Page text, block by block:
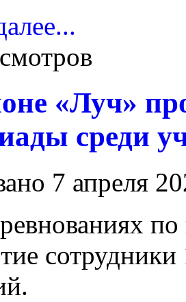
«Луч»
среди
7 апреля